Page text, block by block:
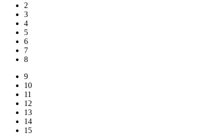
2
3
4
5
6
7
8
9
10
11
12
13
14
15